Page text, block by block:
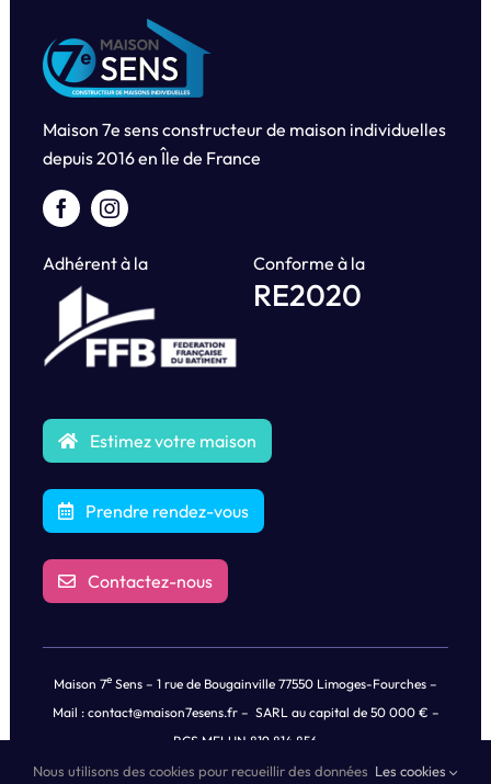
Maison 7e sens constructeur de maison individuelles
depuis2016 en Île de France
Adhérent à la Conforme à la
RE2020
Estimez votre maison
Prendre rendez-vous
Contactez-nous
Maison 7e Sens – 1 rue de Bougainville 77550 Limoges-Fourches –
Mail : contact@maison7esens.fr– SARL au capital de 50 000 € –
RCS MELUN 819 814 856
© Copyright2026 |Mentions légales|Politique de Confidentialités
Nous utilisons des cookies pour recueillir des données Les cookies